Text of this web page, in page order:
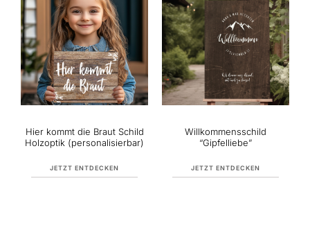
Hier kommt die Braut Schild
Holzoptik (personalisierbar)
JETZT ENTDECKEN
Willkommensschild
“Gipfelliebe”
JETZT ENTDECKEN